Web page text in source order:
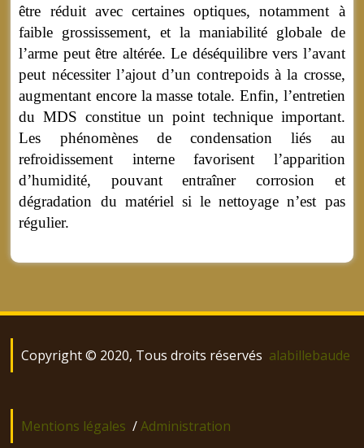
être réduit avec certaines optiques, notamment à
faible grossissement, et la maniabilité globale de
l’arme peut être altérée. Le déséquilibre vers l’avant
peut nécessiter l’ajout d’un contrepoids à la crosse,
augmentant encore la masse totale. Enfin, l’entretien
du MDS constitue un point technique important.
Les phénomènes de condensation liés au
refroidissement interne favorisent l’apparition
d’humidité, pouvant entraîner corrosion et
dégradation du matériel si le nettoyage n’est pas
régulier.
Copyright © 2020, Tous droits réservés alabillebaude
Mentions légales /Administration